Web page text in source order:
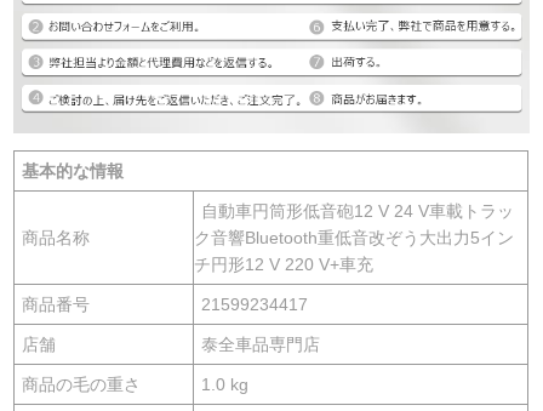
基本的な情報
商品名称
自動車円筒形低音砲12 V 24 V車載トラッ
ク音響Bluetooth重低音改ぞう大出力5イン
チ円形12 V 220 V+車充
商品番号 21599234417
店舗 泰全車品専門店
商品の毛の重さ 1.0 kg